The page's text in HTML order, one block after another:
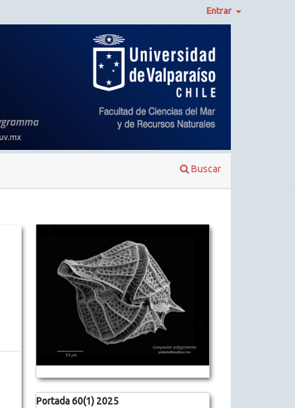
Buscar
Entrar
Portada 60(1) 2025